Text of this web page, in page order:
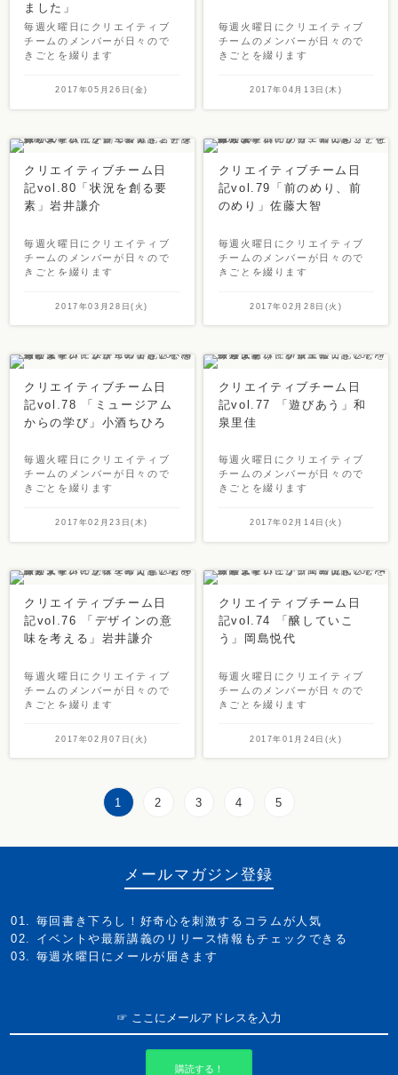
ました」
毎週火曜日にクリエイティブ
チームのメンバーが日々ので
きごとを綴ります
2017年05月26日(金)
毎週火曜日にクリエイティブ
チームのメンバーが日々ので
きごとを綴ります
2017年04月13日(木)
クリエイティブチーム日
記vol.80「状況を創る要
素」岩井謙介
毎週火曜日にクリエイティブ
チームのメンバーが日々ので
きごとを綴ります
2017年03月28日(火)
クリエイティブチーム日
記vol.79「前のめり、前
のめり」佐藤大智
毎週火曜日にクリエイティブ
チームのメンバーが日々ので
きごとを綴ります
2017年02月28日(火)
クリエイティブチーム日
記vol.78 「ミュージアム
からの学び」小酒ちひろ
毎週火曜日にクリエイティブ
チームのメンバーが日々ので
きごとを綴ります
2017年02月23日(木)
クリエイティブチーム日
記vol.77 「遊びあう」和
泉里佳
毎週火曜日にクリエイティブ
チームのメンバーが日々ので
きごとを綴ります
2017年02月14日(火)
クリエイティブチーム日
記vol.76 「デザインの意
味を考える」岩井謙介
毎週火曜日にクリエイティブ
チームのメンバーが日々ので
きごとを綴ります
2017年02月07日(火)
クリエイティブチーム日
記vol.74 「醸していこ
う」岡島悦代
毎週火曜日にクリエイティブ
チームのメンバーが日々ので
きごとを綴ります
2017年01月24日(火)
1 2 3 4 5
メールマガジン登録
毎回書き下ろし！好奇心を刺激するコラムが人気
イベントや最新講義のリリース情報もチェックできる
毎週水曜日にメールが届きます
購読する！